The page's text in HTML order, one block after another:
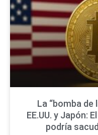
La “bomba de
EE.UU. y Japón:
podría